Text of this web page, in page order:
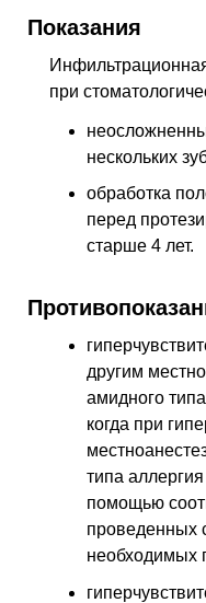
Показания
при
нескольких
обработка
перед
старше 4 лет.
другим
амидного
когда при
типа
помощью
проведенных
необходимых